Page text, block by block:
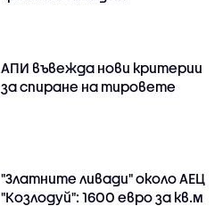
АПИ въвежда нови критерии
за спиране на тировете
"Златните ливади" около АЕЦ
"Козлодуй": 1600 евро за кв.м